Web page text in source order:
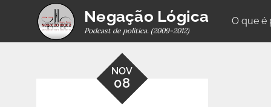
Negação Lógica
Podcast de política. (2009-2012)
O que é
NOV
08